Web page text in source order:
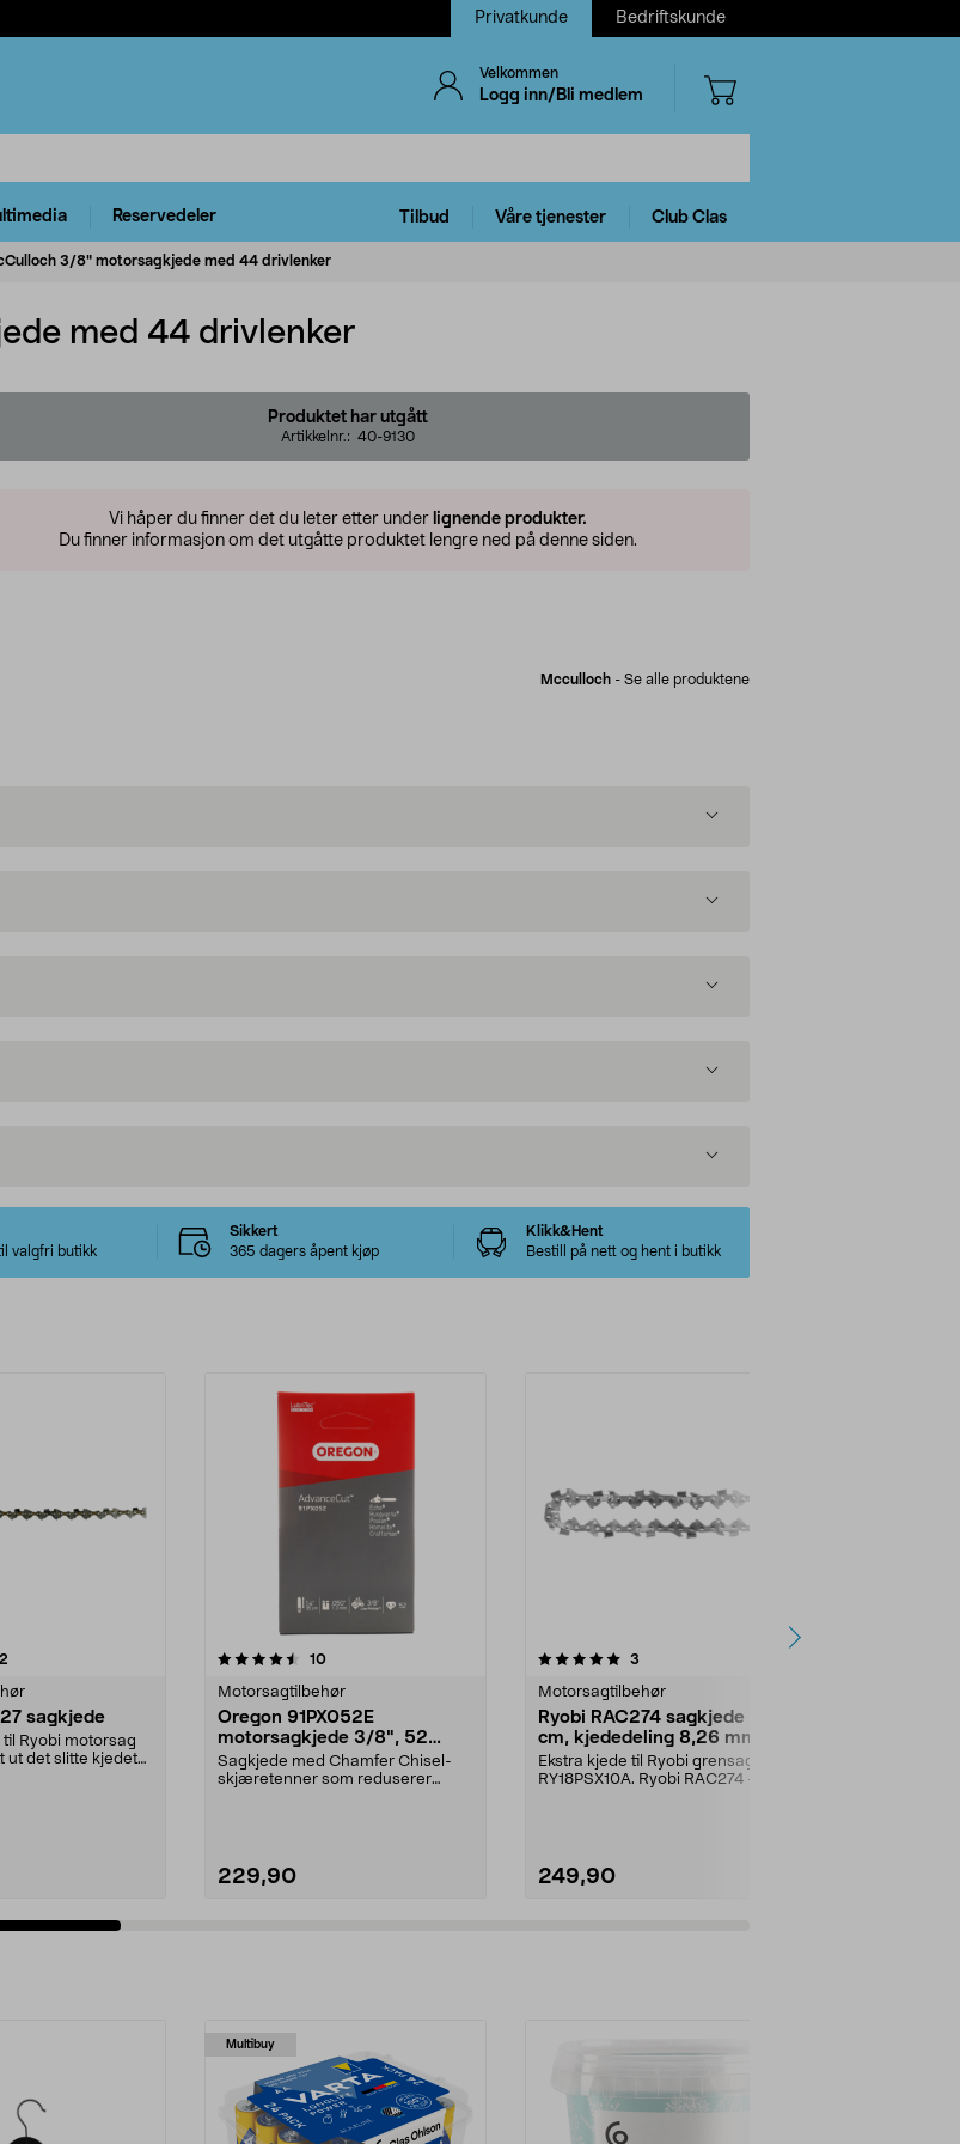
Privatkunde Bedriftskunde
Velkommen
Logg inn/Bli medlem
Reservedeler Tilbud Våre tjenester Club Clas
3/8" motorsagkjede med 44 drivlenker
med 44 drivlenker
Produktet har utgått
Artikkelnr.: 40-9130
Vi håper du finner det du leter etter under lignende produkter.
Du finner informasjon om det utgåtte produktet lengre ned på denne siden.
Mcculloch - Se alle produktene
valgfri butikk
Sikkert
365 dagers åpent kjøp
Klikk&Hent
Bestill på nett og hent i butikk
sagkjede
Ryobi motorsag
ut det slitte kjedet
5 stjerner 10anmeldelser
Motorsagtilbehør
Oregon 91PX052E
motorsagkjede 3/8", 52
drivlenker
Sagkjede med Chamfer Chisel-
skjæretenner som reduserer
229,90
5.0 av 5 stjerner 3
Motorsagtilbehør
Ryobi RAC274 sagkjede 10
cm, kjededeling 8,26 mm
Ekstra kjede til Ryobi grensag
RY18PSX10A. Ryobi RAC274 –
249,90
0.0 av 5 stjerner
Multibuy